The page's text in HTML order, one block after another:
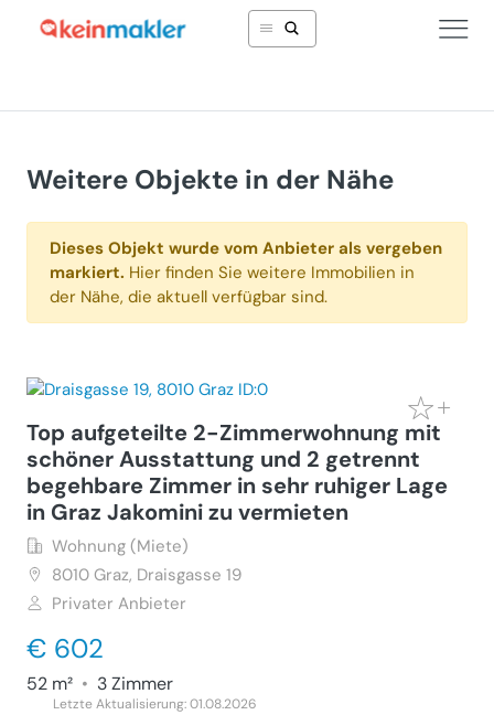
Weitere Objekte in der Nähe
Dieses Objekt wurde vom Anbieter als vergeben
markiert. Hier finden Sie weitere Immobilien in
der Nähe, die aktuell verfügbar sind.
Top aufgeteilte 2-Zimmerwohnung mit
schöner Ausstattung und 2 getrennt
begehbare Zimmer in sehr ruhiger Lage
in Graz Jakomini zu vermieten
Wohnung (Miete)
8010 Graz, Draisgasse 19
Privater Anbieter
€ 602
52 m² • 3 Zimmer
Letzte Aktualisierung: 01.08.2026